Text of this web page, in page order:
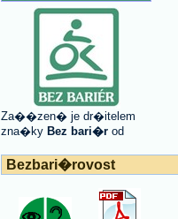
Za��zen� je dr�itelem
zna�ky Bez bari�r od
Bezbari�rovost